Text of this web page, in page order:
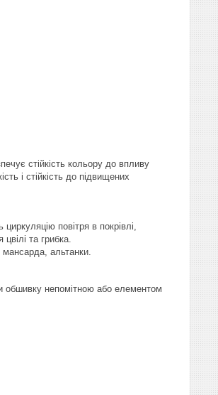
стійкість кольору до впливу
і стійкість до підвищених
повітря в покрівлі,
та грибка.
мансарда, альтанки.
обшивку непомітною або елементом